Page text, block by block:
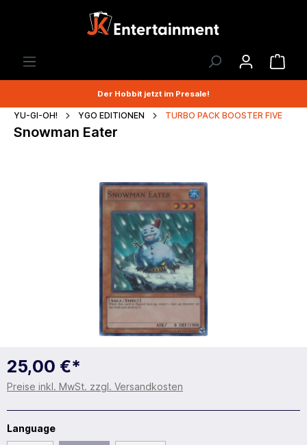
Der Hobbit jetzt im Presale!
YU-GI-OH! YGO EDITIONEN TURBO PACK BOOSTER FIVE
Snowman Eater
25,00 €*
Preise inkl. MwSt. zzgl. Versandkosten
Language